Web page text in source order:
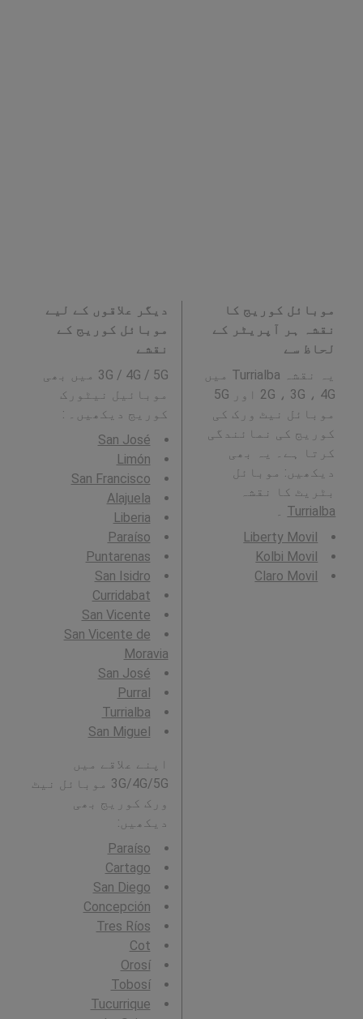
موبائل کوریج کا
نقشہ ہر آپریٹر کے
لحاظ سے
یہ نقشہ Turrialba میں
2G ، 3G ، 4G اور 5G
موبائل نیٹ ورک کی
کوریج کی نمائندگی
کرتا ہے۔ یہ بھی
دیکھیں: موبائل
بٹریٹ کا نقشہ
Turrialba ۔
Liberty Movil
Kolbi Movil
Claro Movil
دیگر علاقوں کے لیے
موبائل کوریج کے
نقشے
3G / 4G / 5G میں بھی
موبائیل نیٹورک
کوریج دیکھیں۔ :
San José
Limón
San Francisco
Alajuela
Liberia
Paraíso
Puntarenas
San Isidro
Curridabat
San Vicente
San Vicente de
Moravia
San José
Purral
Turrialba
San Miguel
اپنے علاقے میں
3G/4G/5G موبائل نیٹ
ورک کوریج بھی
دیکھیں:
Paraíso
Cartago
San Diego
Concepción
Tres Ríos
Cot
Orosí
Tobosí
Tucurrique